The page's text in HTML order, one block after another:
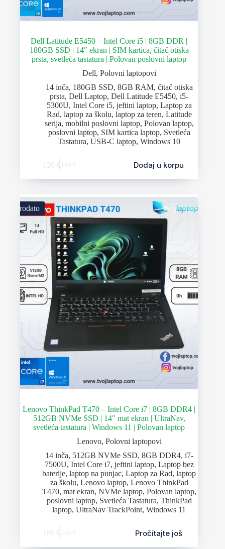
Dell Latitude E5450 – Intel Core i5 | 8GB DDR |
180GB SSD | 14″ ekran | SIM kartica, čitač otiska
prsta, svetleća tastatura | Polovan poslovni laptop
Dell, Polovni laptopovi
14 inča, 180GB SSD, 8GB RAM, čitač otiska
prsta,Dell Laptop,Dell Latitude E5450,i5-
5300U, Intel Core i5, jeftini laptop, Laptop za
Rad, laptop za školu, laptop za teren, Latitude
serija, mobilni poslovni laptop, Polovan laptop,
poslovni laptop, SIM kartica laptop, Svetleća
Tastatura,USB-C laptop,Windows 10
120 € Dodaj u korpu
Prodato
Lenovo ThinkPad T470 – Intel Core i7 | 8GB DDR4 |
512GB NVMe SSD | 14″ mat ekran | UltraNav,
svetleća tastatura | Windows 11 | Polovan laptop
Lenovo, Polovni laptopovi
14 inča, 512GB NVMe SSD, 8GB DDR4, i7-
7500U, Intel Core i7, jeftini laptop, Laptop bez
baterije,laptop na punjac,Laptop za Rad,laptop
za školu, Lenovo laptop, Lenovo ThinkPad
T470, mat ekran, NVMe laptop, Polovan laptop,
poslovni laptop, Svetleća Tastatura, ThinkPad
laptop,UltraNav TrackPoint,Windows 11
180 € Pročitajte još